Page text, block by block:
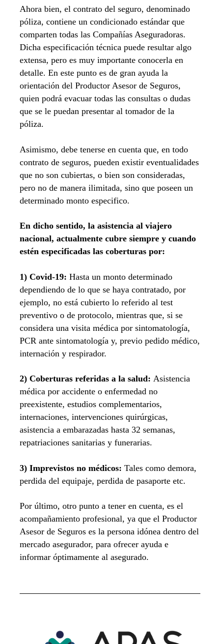
Ahora bien, el contrato del seguro, denominado
póliza, contiene un condicionado estándar que
comparten todas las Compañías Aseguradoras.
Dicha especificación técnica puede resultar algo
extensa, pero es muy importante conocerla en
detalle. En este punto es de gran ayuda la
orientación del Productor Asesor de Seguros,
quien podrá evacuar todas las consultas o dudas
que se le puedan presentar al tomador de la
póliza.
Asimismo, debe tenerse en cuenta que, en todo
contrato de seguros, pueden existir eventualidades
que no son cubiertas, o bien son consideradas,
pero no de manera ilimitada, sino que poseen un
determinado monto especifico.
En dicho sentido, la asistencia al viajero
nacional, actualmente cubre siempre y cuando
estén especificadas las coberturas por:
1) Covid-19: Hasta un monto determinado
dependiendo de lo que se haya contratado, por
ejemplo, no está cubierto lo referido al test
preventivo o de protocolo, mientras que, si se
considera una visita médica por sintomatología,
PCR ante sintomatología y, previo pedido médico,
internación y respirador.
2) Coberturas referidas a la salud: Asistencia
médica por accidente o enfermedad no
preexistente, estudios complementarios,
internaciones, intervenciones quirúrgicas,
asistencia a embarazadas hasta 32 semanas,
repatriaciones sanitarias y funerarias.
3) Imprevistos no médicos: Tales como demora,
perdida del equipaje, perdida de pasaporte etc.
Por último, otro punto a tener en cuenta, es el
acompañamiento profesional, ya que el Productor
Asesor de Seguros es la persona idónea dentro del
mercado asegurador, para ofrecer ayuda e
informar óptimamente al asegurado.